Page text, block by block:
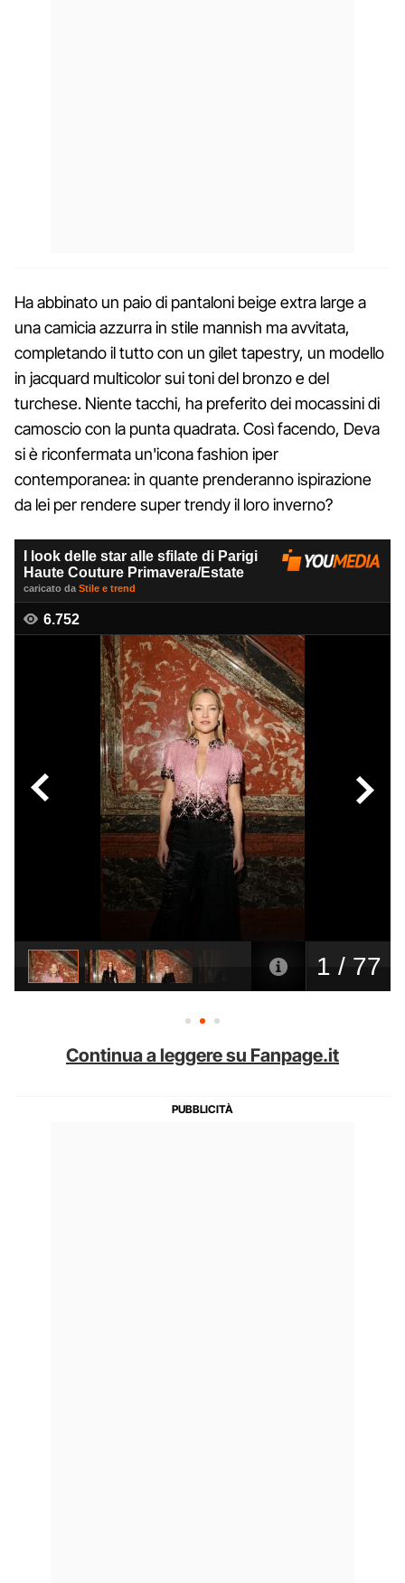
Ha abbinato un paio di pantaloni beige extra large a
una camicia azzurra in stile mannish ma avvitata,
completando il tutto con un gilet tapestry, un modello
in jacquard multicolor sui toni del bronzo e del
turchese. Niente tacchi, ha preferito dei mocassini di
camoscio con la punta quadrata. Così facendo, Deva
si è riconfermata un'icona fashion iper
contemporanea: in quante prenderanno ispirazione
da lei per rendere super trendy il loro inverno?
Continua a leggere su Fanpage.it